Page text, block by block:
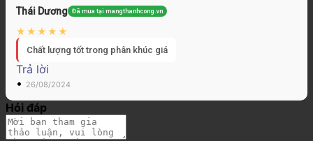
Thái Dương Đã mua tại mangthanhcong.vn
Chất lượng tốt trong phân khúc giá
Trả lời
• 26/08/2024
Hỏi đáp